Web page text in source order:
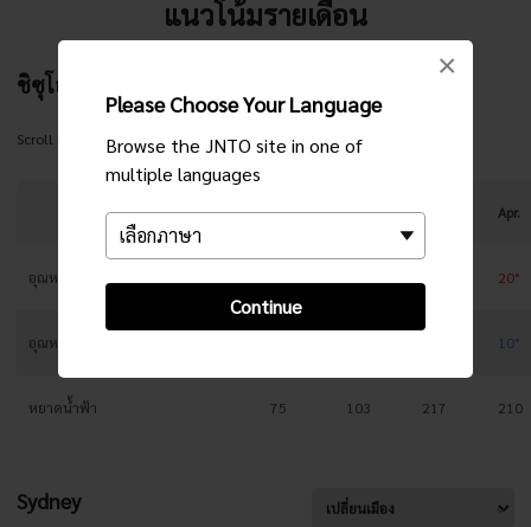
Please Choose Your Language
Browse the JNTO site in one of
multiple languages
Continue
×
แนวโน้มรายเดือน
ชิซุโอกะ
Scroll Right
Jan. Feb. Mar. Apr.
อุณหภูมิสูงสุด 20°
อุณหภูมิต่ำสุด 10°
หยาดน้ำฟ้า 75 103 217 210
Sydney